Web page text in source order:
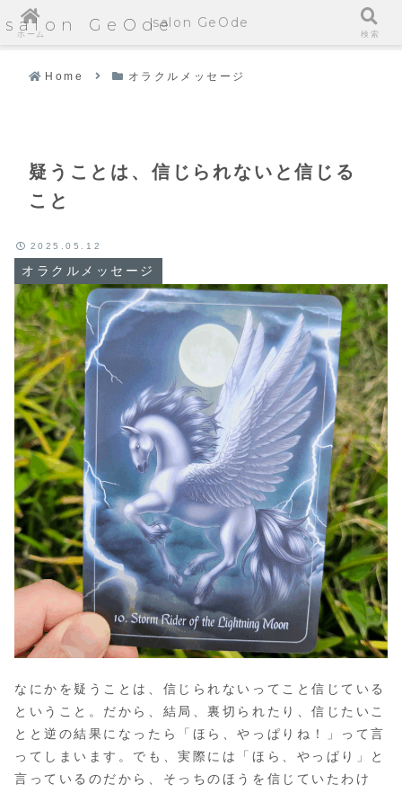
salon GeOde
Home オラクルメッセージ
疑うことは、信じられないと信じる
こと
オラクルメッセージ
2025.05.12
なにかを疑うことは、信じられないってこと信じている
ということ。だから、結局、裏切られたり、信じたいこ
とと逆の結果になったら「ほら、やっぱりね！」って言
ってしまいます。でも、実際には「ほら、やっぱり」と
言っているのだから、そっちのほうを信じていたわけ
ホーム
salon GeOde
検索